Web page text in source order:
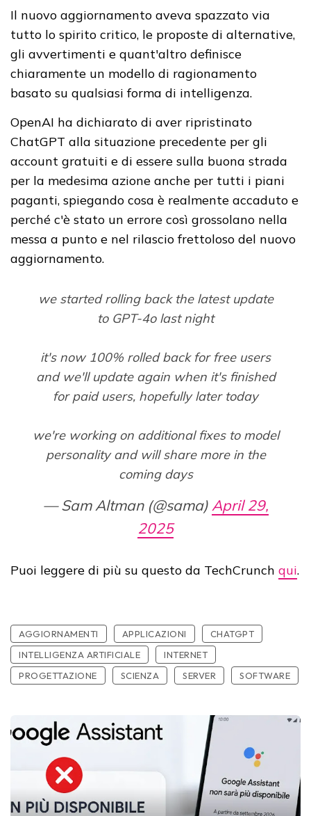
Il nuovo aggiornamento aveva spazzato via
tutto lo spirito critico, le proposte di alternative,
gli avvertimenti e quant'altro definisce
chiaramente un modello di ragionamento
basato su qualsiasi forma di intelligenza.
OpenAI ha dichiarato di aver ripristinato
ChatGPT alla situazione precedente per gli
account gratuiti e di essere sulla buona strada
per la medesima azione anche per tutti i piani
paganti, spiegando cosa è realmente accaduto e
perché c'è stato un errore così grossolano nella
messa a punto e nel rilascio frettoloso del nuovo
aggiornamento.
we started rolling back the latest update
to GPT-4o last night
it's now 100% rolled back for free users
and we'll update again when it's finished
for paid users, hopefully later today
we're working on additional fixes to model
personality and will share more in the
coming days
— Sam Altman (@sama)April 29,
2025
Puoi leggere di più su questo da TechCrunch qui.
AGGIORNAMENTI APPLICAZIONI
CHATGPT
INTELLIGENZA ARTIFICIALE
INTERNET
PROGETTAZIONE
SCIENZA SERVER SOFTWARE